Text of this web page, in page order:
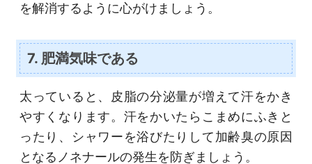
を解消するように心がけましょう。
7. 肥満気味である
太っていると、皮脂の分泌量が増えて汗をかき
やすくなります。汗をかいたらこまめにふきと
ったり、シャワーを浴びたりして加齢臭の原因
となるノネナールの発生を防ぎましょう。